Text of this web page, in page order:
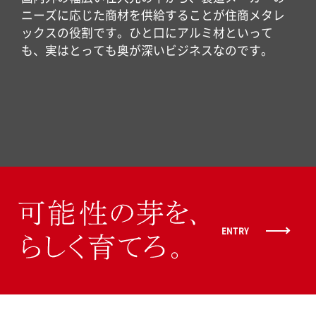
ニーズに応じた商材を供給することが住商メタレ
ックスの役割です。ひと口にアルミ材といって
も、実はとっても奥が深いビジネスなのです。
ENTRY